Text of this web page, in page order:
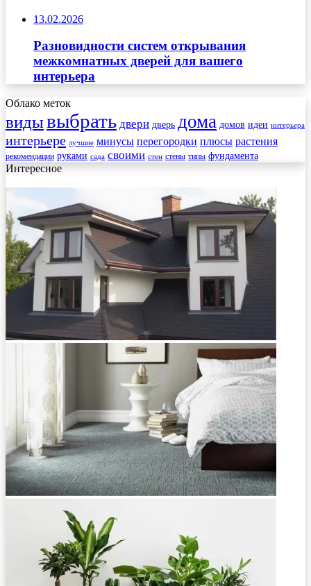
13.02.2026
Разновидности систем открывания
межкомнатных дверей для вашего
интерьера
Облако меток
видывыбрать двери дверь дома домов идеи интерьера
интерьере лучшие минусы перегородки плюсы растения
рекомендации руками сада своими стен стены типы фундамента
Интересное